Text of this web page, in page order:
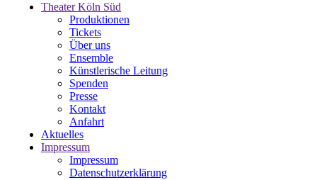
Theater Köln Süd
Produktionen
Tickets
Über uns
Ensemble
Künstlerische Leitung
Spenden
Presse
Kontakt
Anfahrt
Aktuelles
Impressum
Impressum
Datenschutzerklärung